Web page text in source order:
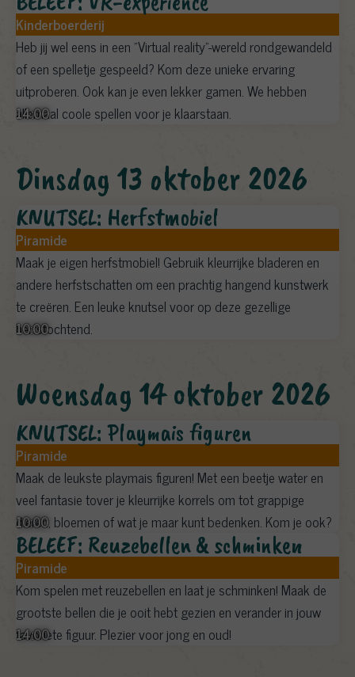
14:00
Kinderboerderij
Heb jij wel eens in een "Virtual reality"-wereld rondgewandeld
of een spelletje gespeeld? Kom deze unieke ervaring
uitproberen. Ook kan je even lekker gamen. We hebben
allemaal coole spellen voor je klaarstaan.
dinsdag 13 oktober 2026
10:00
KNUTSEL: Herfstmobiel
Piramide
Maak je eigen herfstmobiel! Gebruik kleurrijke bladeren en
andere herfstschatten om een prachtig hangend kunstwerk
te creëren. Een leuke knutsel voor op deze gezellige
herfstochtend.
woensdag 14 oktober 2026
10:00
KNUTSEL: Playmais figuren
Piramide
Maak de leukste playmais figuren! Met een beetje water en
veel fantasie tover je kleurrijke korrels om tot grappige
dieren, bloemen of wat je maar kunt bedenken. Kom je ook?
14:00
BELEEF: Reuzebellen & schminken
Piramide
Kom spelen met reuzebellen en laat je schminken! Maak de
grootste bellen die je ooit hebt gezien en verander in jouw
favoriete figuur. Plezier voor jong en oud!